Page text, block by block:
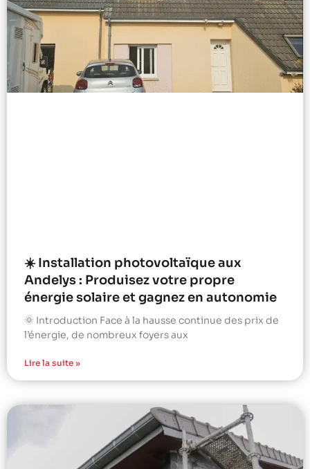
☀️ Installation photovoltaïque aux
Andelys : Produisez votre propre
énergie solaire et gagnez en autonomie
🌞 Introduction Face à la hausse continue des prix de
l’énergie, de nombreux foyers aux
Lire la suite »